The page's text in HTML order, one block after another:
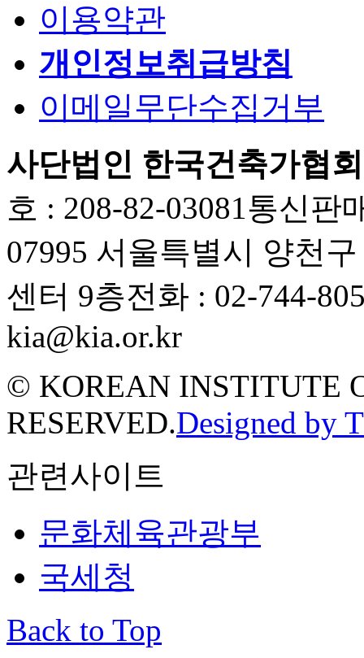
이용약관
개인정보취급방침
이메일무단수집거부
사단법인 한국건축가협회
호 : 208-82-03081 통신판
07995 서울특별시 양천
센터 9층전화 : 02-744-
kia@kia.or.kr
© KOREAN INSTITUTE
RESERVED.Designed by
관련사이트
문화체육관광부
국세청
Back to Top